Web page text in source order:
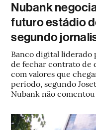
Nubank
futuro estádio
segundo
Banco digital liderado
de fechar contrato de
com valores que
período, segundo
Nubank não comentou